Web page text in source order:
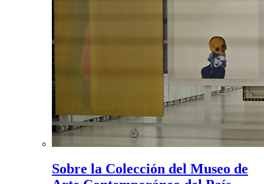
Sobre la Colección del Museo de